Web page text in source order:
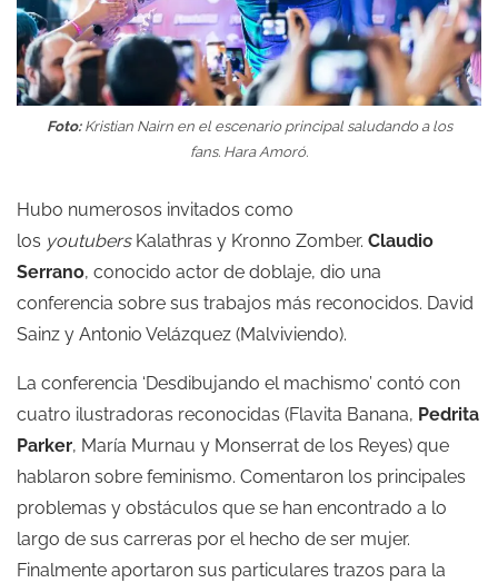
Foto:Kristian Nairn en el escenario principal saludando a los
fans. Hara Amoró.
Hubo numerosos invitados como
los youtubersKalathras y Kronno Zomber. Claudio
Serrano, conocido actor de doblaje, dio una
conferencia sobre sus trabajos más reconocidos. David
Sainz y Antonio Velázquez (Malviviendo).
La conferencia ‘Desdibujando el machismo’ contó con
cuatro ilustradoras reconocidas (Flavita Banana, Pedrita
Parker, María Murnau y Monserrat de los Reyes) que
hablaron sobre feminismo. Comentaron los principales
problemas y obstáculos que se han encontrado a lo
largo de sus carreras por el hecho de ser mujer.
Finalmente aportaron sus particulares trazos para la